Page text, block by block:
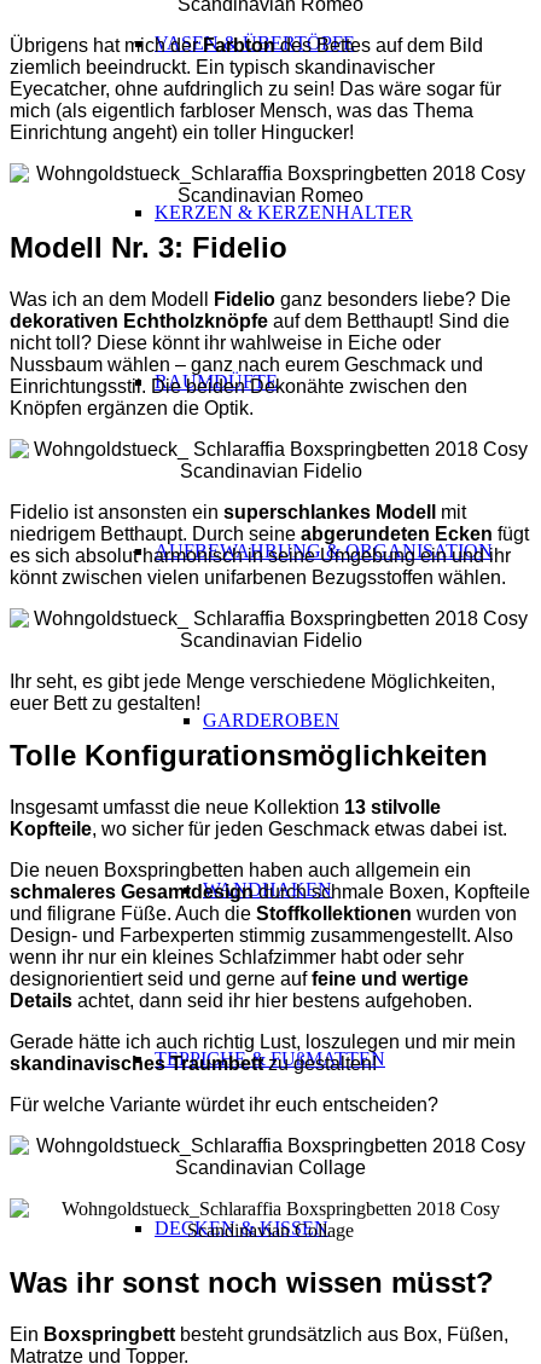
VASEN & ÜBERTÖPFE
KERZEN & KERZENHALTER
RAUMDÜFTE
AUFBEWAHRUNG & ORGANISATION
GARDEROBEN
WANDHAKEN
TEPPICHE & FUßMATTEN
DECKEN & KISSEN
Übrigens hat mich derFarbtondes Bettes auf dem Bild
ziemlich beeindruckt. Ein typisch skandinavischer
Eyecatcher, ohne aufdringlich zu sein! Das wäre sogar für
mich (als eigentlich farbloser Mensch, was das Thema
Einrichtung angeht) ein toller Hingucker!
Modell Nr. 3: Fidelio
Was ich an dem Modell Fidelio ganz besonders liebe? Die
dekorativen Echtholzknöpfe auf dem Betthaupt! Sind die
nicht toll? Diese könnt ihr wahlweise in Eiche oder
Nussbaum wählen – ganz nach eurem Geschmack und
Einrichtungsstil. Die beiden Dekonähte zwischen den
Knöpfen ergänzen die Optik.
Fidelio ist ansonsten ein superschlankes Modell
mit
niedrigem Betthaupt. Durch seine abgerundeten Ecken fügt
es sich absolut harmonisch in seine Umgebung ein und ihr
könnt zwischen vielen unifarbenen Bezugsstoffen wählen.
Ihr seht, es gibt jede Menge verschiedene Möglichkeiten,
euer Bett zu gestalten!
Tolle Konfigurationsmöglichkeiten
Insgesamt umfasst die neue Kollektion 13 stilvolle
Kopfteile, wo sicher für jeden Geschmack etwas dabei ist.
Die neuen Boxspringbetten haben auch allgemein ein
schmaleres Gesamtdesigndurch schmale Boxen, Kopfteile
und filigrane Füße. Auch die Stoffkollektionen wurden von
Design- und Farbexperten stimmig zusammengestellt. Also
wenn ihr nur ein kleines Schlafzimmer habt oder sehr
designorientiert seid und gerne auffeine und wertige
Details achtet, dann seid ihr hier bestens aufgehoben.
Gerade hätte ich auch richtig Lust, loszulegen und mir mein
skandinavisches Traumbettzu gestalten!
Für welche Variante würdet ihr euch entscheiden?
Was ihr sonst noch wissen müsst?
Ein Boxspringbett besteht grundsätzlich aus Box, Füßen,
Matratze und Topper.